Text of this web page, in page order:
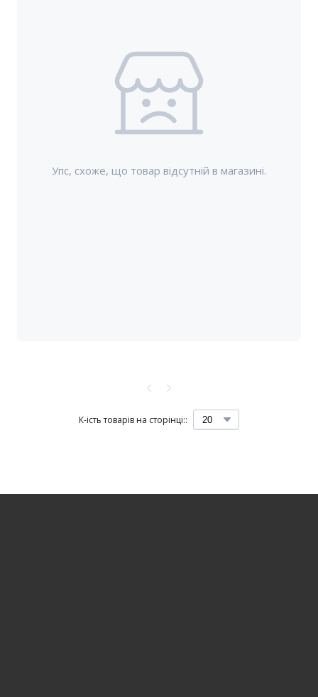
Упс, схоже, що товар відсутній в магазині.
К-ість товарів на сторінці::